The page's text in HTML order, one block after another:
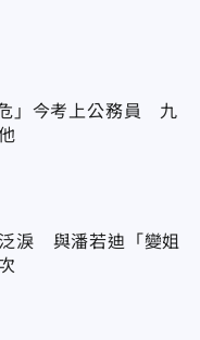
」今考上公務員 九
淚 與潘若迪「變姐